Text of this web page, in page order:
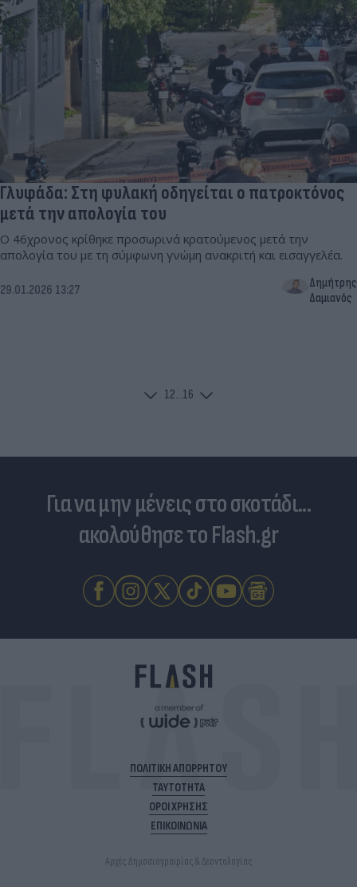
Γλυφάδα: Στη φυλακή οδηγείται ο πατροκτόνος
μετά την απολογία του
Ο 46χρονος κρίθηκε προσωρινά κρατούμενος μετά την
απολογία του με τη σύμφωνη γνώμη ανακριτή και εισαγγελέα.
29.01.2026 13:27
Δημήτρης
Δαμιανός
12...16
Για να μην μένεις στο σκοτάδι...
ακολούθησε το Flash.gr
ΠΟΛΙΤΙΚΗ ΑΠΟΡΡΗΤΟΥ
ΤΑΥΤΟΤΗΤΑ
ΟΡΟΙ ΧΡΗΣΗΣ
ΕΠΙΚΟΙΝΩΝΙΑ
Αρχές Δημοσιογραφίας & Δεοντολογίας